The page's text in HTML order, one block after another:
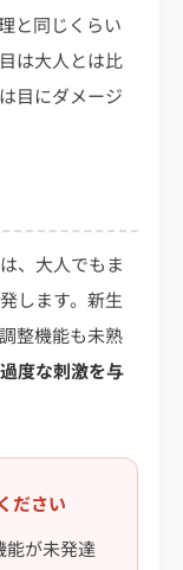
と同じくらい
は大人とは比
目にダメージ
、大人でもま
します。新生
整機能も未熟
度な刺激を与
ださい
能が未発達